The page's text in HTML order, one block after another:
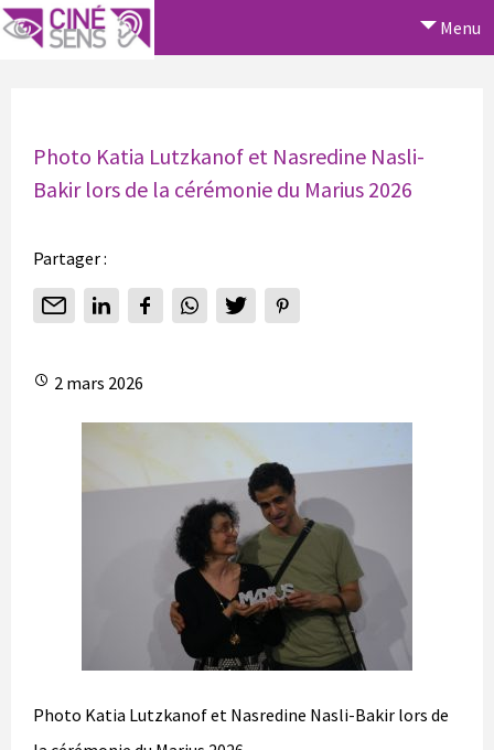
Menu
Photo Katia Lutzkanof et Nasredine Nasli-
Bakir lors de la cérémonie du Marius 2026
Partager :
2 mars 2026
Photo Katia Lutzkanof et Nasredine Nasli-Bakir lors de